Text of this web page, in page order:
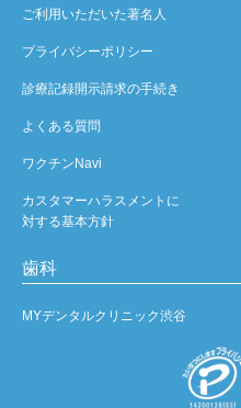
ご利用いただいた著名人
プライバシーポリシー
診療記録開示請求の手続き
よくある質問
ワクチンNavi
カスタマーハラスメントに
対する基本方針
歯科
MYデンタルクリニック渋谷